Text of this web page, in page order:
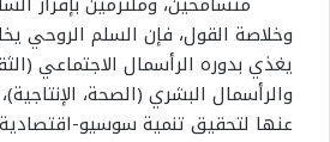
وخلاصة القول، فإن السلم الروحي
يغذي بدوره الرأسمال الاجتماعي
والرأسمال البشري (الصحة،
عنها لتحقيق تنمية سوسيو-